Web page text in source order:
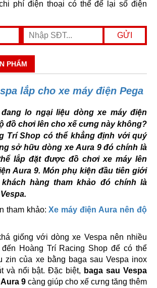
phí điện thoại có thể để lại số điện
PHẨM
lắp cho xe máy điện Pega
lo ngại liệu dòng xe máy điện
đồ chơi lên cho xế cưng này không?
Trí Shop có thể khẳng định với quý
sở hữu dòng xe Aura 9 đó chính là
lắp đặt được đồ chơi xe máy lên
Aura 9. Món phụ kiện đầu tiên giới
hàng tham khảo đó chính là
tham khảo:Xe máy điện Aura nên độ
giống với dòng xe Vespa nên nhiều
đến Hoàng Trí Racing Shop để có thể
zin của xe bằng baga sau Vespa inox
và nổi bật. Đặc biệt, baga sau Vespa
9 càng giúp cho xế cưng tăng thêm